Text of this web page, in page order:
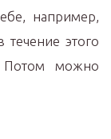
например,
этого
Потом можно